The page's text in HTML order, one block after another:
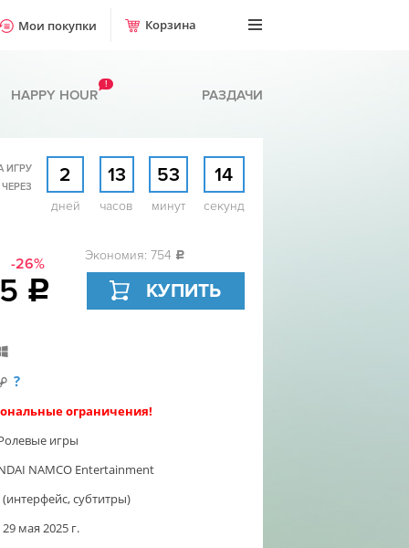
Мои покупки Корзина
HAPPY HOUR
!
РАЗДАЧИ
ИГРУ
2
дней
13
часов
53
минут
13
секунд
-26%
c
Экономия: 754 c
КУПИТЬ
?
ограничения!
игры
NAMCO Entertainment
(интерфейс, субтитры)
29 мая 2025 г.